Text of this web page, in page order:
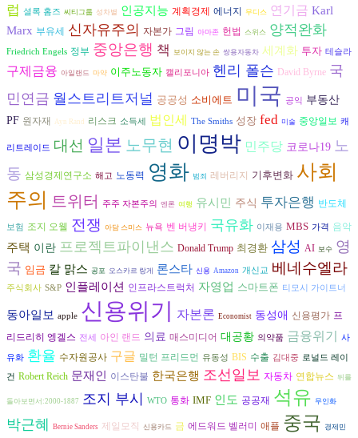
럽 셜록 홈즈 씨티그룹 성차별 인공지능 계획경제 에너지 무디스 연기금 Karl
Marx 부유세 신자유주의 자본가 그림 아마존 헌법 스위스 양적완화
Friedrich Engels 정부 중앙은행 책 보이지 않는 손 쌍용자동차 세계화 투자 테슬라
구제금융 아일랜드 마약 이주노동자 캘리포니아 헨리 폴슨 David Byrne 국
민연금 월스트리트저널 공공성 소비에트 미국 공익 부동산
PF 원자재 Ayn Rand 리스크 소득세 법인세 The Smiths 성장 fed 미술 중앙일보 캐
리트레이드 대선 일본 노무현 이명박 민주당 코로나19 노
동 삼성경제연구소 해고 노동력 영화 범죄 레버리지 기후변화 사회
주의
트위터 주주 자본주의 엔론 여행 유시민 주식 투자은행 반도체
보험 조지 오웰 전쟁 아담 스미스 뉴욕 벤 버냉키 국유화 이재용 MBS 가격 음악
주택 이란 프로젝트파이낸스 Donald Trump 최경환 삼성 AI 보수 영
국 임금 칼 맑스 공포 오스카르 랑게 론스타 신용 Amazon 개신교 베네수엘라
주식회사 S&P 인플레이션 인프라스트럭처 자영업 스마트폰 티모시 가이트너
동아일보 apple 신용위기 자본론 Economist 동성애 신용평가 프
리드리히 엥겔스 전세 아인 랜드 의료 매스미디어 대공황 의약품 금융위기 사
유화 환율 수자원공사 구글 밀턴 프리드먼 유동성 BIS 수출 김대중 로널드 레이
건 Robert Reich 문재인 이스탄불 한국은행 조선일보 자동차 연합뉴스 뒤를
돌아보면서:2000-1887 조지 부시 WTO 통화 IMF 인도 공공재 석유 무인화
박근혜 Bernie Sanders 제일모직 신용카드 금 에드워드 벨러미 애플 중국 경제민